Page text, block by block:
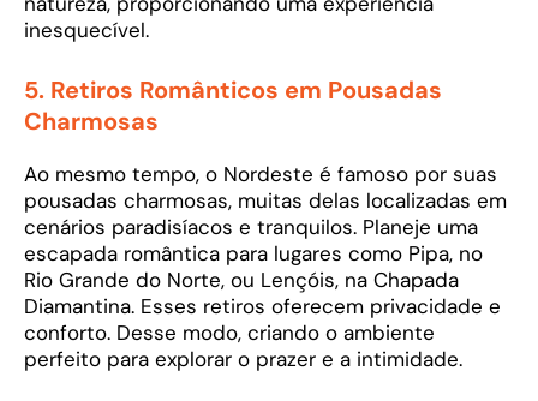
inesquecível.
5. Retiros Românticos em Pousadas
Charmosas
Ao mesmo tempo, o Nordeste é famoso por suas
pousadas charmosas, muitas delas localizadas em
cenários paradisíacos e tranquilos. Planeje uma
escapada romântica para lugares como Pipa, no
Rio Grande do Norte, ou Lençóis, na Chapada
Diamantina. Esses retiros oferecem privacidade e
conforto. Desse modo, criando o ambiente
perfeito para explorar o prazer e a intimidade.